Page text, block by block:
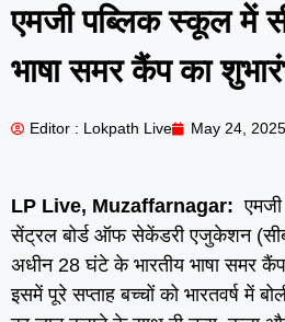
एमजी पब्लिक स्कूल में
भाषा समर कैंप का
Editor : Lokpath Live May 24, 2025
LP Live, Muzaffarnagar:
सेंट्रल बोर्ड ऑफ सेकेंडरी एजुकेशन
अधीन 28 घंटे के भारतीय भाषा समर
इसमें पूरे सप्ताह बच्चों को भारतवर्ष में